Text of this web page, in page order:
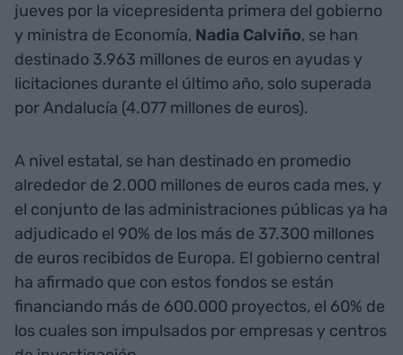
jueves por la vicepresidenta primera del gobierno
y ministra de Economía, Nadia Calviño, se han
destinado 3.963 millones de euros en ayudas y
licitaciones durante el último año, solo superada
por Andalucía (4.077 millones de euros).
A nivel estatal, se han destinado en promedio
alrededor de 2.000 millones de euros cada mes, y
el conjunto de las administraciones públicas ya ha
adjudicado el 90% de los más de 37.300 millones
de euros recibidos de Europa. El gobierno central
ha afirmado que con estos fondos se están
financiando más de 600.000 proyectos, el 60% de
los cuales son impulsados por empresas y centros